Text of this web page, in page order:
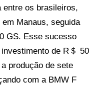
entre os brasileiros,
Manaus, seguida
GS. Esse sucesso
de R＄ 50
produção de sete
com a BMW F